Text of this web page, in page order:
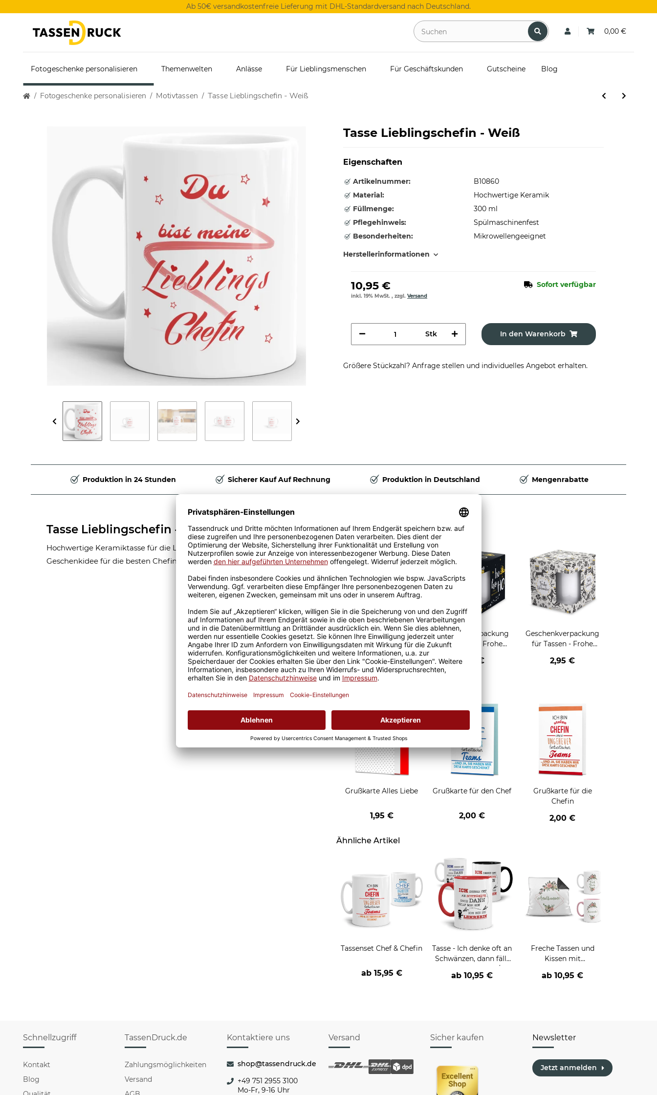
Ab 50€ versandkostenfreie Lieferung mit DHL-Standardversand nach Deutschland.
0,00 €
Fotogeschenke personalisieren Themenwelten Anlässe Für Lieblingsmenschen Für Geschäftskunden Gutscheine Blog
Fotogeschenke personalisieren Motivtassen Tasse Lieblingschefin - Weiß
Tasse Lieblingschefin - Weiß
Eigenschaften
Artikelnummer:
B10860
Material:
Hochwertige Keramik
Füllmenge:
300 ml
Pflegehinweis:
Spülmaschinenfest
Besonderheiten:
Mikrowellengeeignet
Herstellerinformationen
10,95 € Sofort verfügbar
inkl. 19% MwSt. , zzgl. Versand
Stk In den Warenkorb
Größere Stückzahl? Anfrage stellen und individuelles Angebot erhalten.
Produktion in 24 Stunden Sicherer Kauf Auf Rechnung Produktion in Deutschland Mengenrabatte
Tasse Lieblingschefin - Weiß
Hochwertige Keramiktasse für die Lieblingschefin - eine besondere
Geschenkidee für die besten Chefin.
Passende Verpackungen
Geschenkverpackung
für Tassen - Frohe
Weihnachten - HO HO
HO - rot
2,95 €
Geschenkverpackung
für Tassen - Frohe
HO - schwarz
2,95 €
Geschenkverpackung
für Tassen - Frohe
2,95 €
Grußkarten zum Verschenken
Grußkarte Alles Liebe
1,95 €
Grußkarte für den Chef
2,00 €
Grußkarte für die
Chefin
2,00 €
Ähnliche Artikel
Tassenset Chef & Chefin
ab 15,95 €
Tasse - Ich denke oft an
Schwänzen, dann fällt
Lehrer/in
ab10,95 €
Freche Tassen und
Kissen mit
Beleidigungsspruch
ab10,95 €
Schnellzugriff
Kontakt
Blog
TassenDruck.de
Zahlungsmöglichkeiten
Versand
Kontaktiere uns
shop@tassendruck.de
+49 751 2955 3100
Mo-Fr, 9-16 Uhr
Versand Sicher kaufen Newsletter
Jetzt anmelden